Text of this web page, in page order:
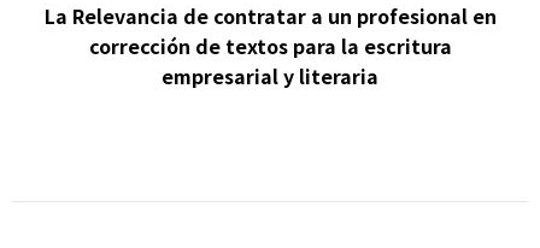
La Relevancia de contratar a un profesional en
corrección de textos para la escritura
empresarial y literaria